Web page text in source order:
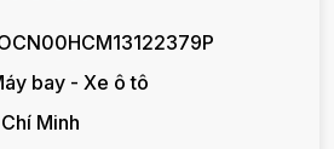
bay - Xe ô tô
Minh